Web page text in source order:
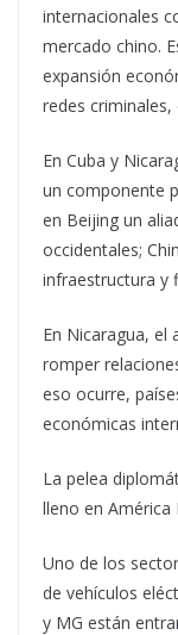
internacionales
mercado chino.
expansión
redes
En Cuba y
un componente
en Beijing un
occidentales;
infraestructura y
En Nicaragua, el
romper
eso ocurre,
económicas
La pelea
lleno en América
Uno de los
de vehículos
y MG están